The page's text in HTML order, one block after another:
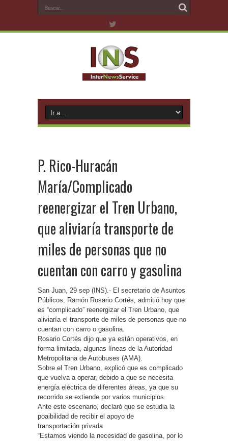
P. Rico-Huracán
María/Complicado
reenergizar el Tren Urbano,
que aliviaría transporte de
miles de personas que no
cuentan con carro y gasolina
San Juan, 29 sep (INS).- El secretario de Asuntos
Públicos, Ramón Rosario Cortés, admitió hoy que
es “complicado” reenergizar el Tren Urbano, que
aliviaría el transporte de miles de personas que no
cuentan con carro o gasolina.
Rosario Cortés dijo que ya están operativos, en
forma limitada, algunas líneas de la Autoridad
Metropolitana de Autobuses (AMA).
Sobre el Tren Urbano, explicó que es complicado
que vuelva a operar, debido a que se necesita
energía eléctrica de diferentes áreas, ya que su
recorrido se extiende por varios municipios.
Ante este escenario, declaró que se estudia la
poaibilidad de recibir el apoyo de
transportación privada
“Estamos viendo la necesidad de gasolina, por lo